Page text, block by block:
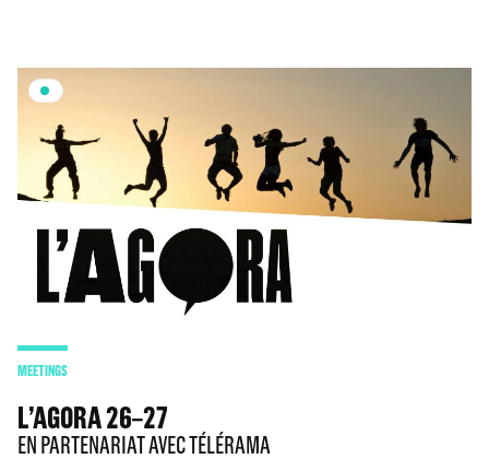
MEETINGS
L’AGORA 26–27
EN PARTENARIAT AVEC TÉLÉRAMA